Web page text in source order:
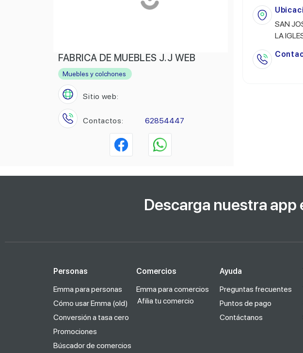
FABRICA DE MUEBLES J.J WEB
Muebles y colchones
Sitio web:
Contactos: 62854447
SAN
LA
Descarga nuestra app
Personas
Emma para personas
Cómo usar Emma (old)
Conversión a tasa cero
Promociones
Búscador de comercios
Comercios
Emma para comercios
Afilia tu comercio
Ayuda
Preguntas frecuentes
Puntos de pago
Contáctanos